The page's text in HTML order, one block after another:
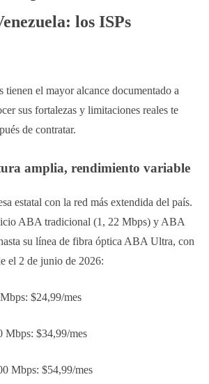
los ISPs
tienen el mayor alcance documentado a
sus fortalezas y limitaciones reales te
de contratar.
amplia, rendimiento variable
estatal con la red más extendida del país.
ABA tradicional (1, 22 Mbps) y ABA
su línea de fibra óptica ABA Ultra, con
el 2 de junio de 2026:
$24,99/mes
Mbps: $34,99/mes
Mbps: $54,99/mes